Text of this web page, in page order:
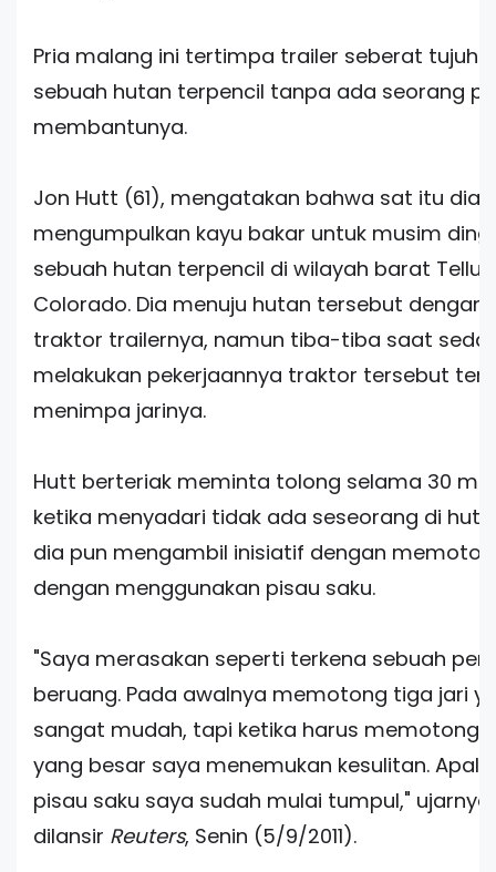
Pria malang ini tertimpa trailer seberat tujuh
sebuah hutan terpencil tanpa ada seorang
membantunya.
Jon Hutt (61), mengatakan bahwa sat itu dia
mengumpulkan kayu bakar untuk musim
sebuah hutan terpencil di wilayah barat
Colorado. Dia menuju hutan tersebut
traktor trailernya, namun tiba-tiba saat
melakukan pekerjaannya traktor tersebut
menimpa jarinya.
Hutt berteriak meminta tolong selama 30
ketika menyadari tidak ada seseorang di
dia pun mengambil inisiatif dengan
dengan menggunakan pisau saku.
"Saya merasakan seperti terkena sebuah
beruang. Pada awalnya memotong tiga jari
sangat mudah, tapi ketika harus memotong
yang besar saya menemukan kesulitan.
pisau saku saya sudah mulai tumpul,"
dilansir Reuters, Senin (5/9/2011).